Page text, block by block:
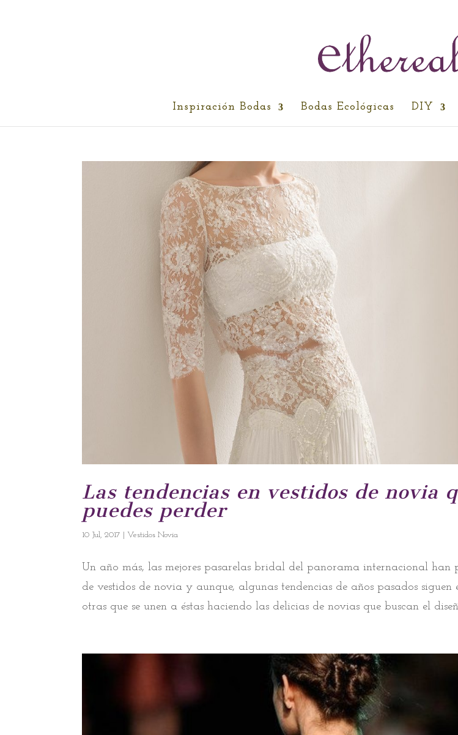
Inspiración Bodas Bodas Ecológicas DIY
Las tendencias en vestidos de novia
puedes perder
10 Jul, 2017 |Vestidos Novia
Un año más, las mejores pasarelas bridal del panorama internacional han
de vestidos de novia y aunque, algunas tendencias de años pasados siguen
otras que se unen a éstas haciendo las delicias de novias que buscan el